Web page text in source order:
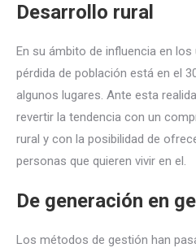
Desarrollo rural
En su ámbito de influencia en
pérdida de población está en el
algunos lugares. Ante esta
revertir la tendencia con un
rural y con la posibilidad de
personas que quieren vivir en el.
De generación en
Los métodos de gestión han